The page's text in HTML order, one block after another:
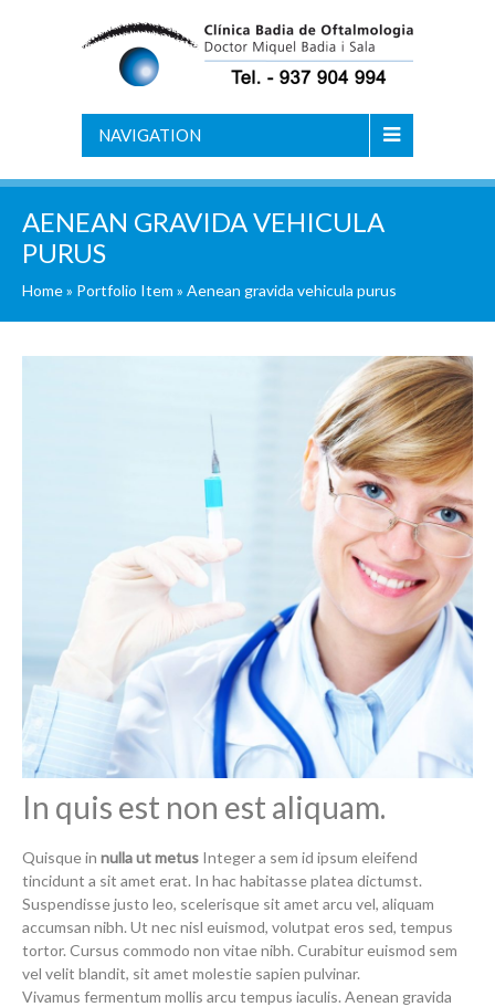
NAVIGATION
AENEAN GRAVIDA VEHICULA
PURUS
Home» Portfolio Item » Aenean gravida vehicula purus
In quis est non est aliquam.
Quisque in nulla ut metus Integer a sem id ipsum eleifend
tincidunt a sit amet erat. In hac habitasse platea dictumst.
Suspendisse justo leo, scelerisque sit amet arcu vel, aliquam
accumsan nibh. Ut nec nisl euismod, volutpat eros sed, tempus
tortor. Cursus commodo non vitae nibh. Curabitur euismod sem
vel velit blandit, sit amet molestie sapien pulvinar.
Vivamus fermentum mollis arcu tempus iaculis. Aenean gravida